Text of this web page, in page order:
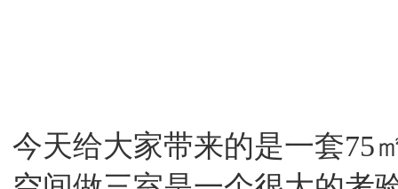
今天给大家带来的是一套75